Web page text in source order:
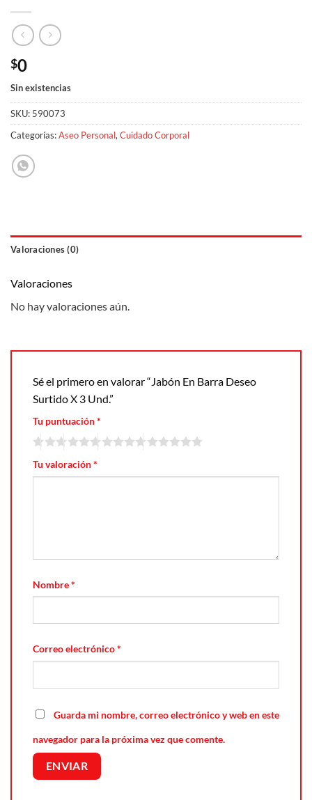
$0
Sin existencias
SKU: 590073
Categorías:Aseo Personal,Cuidado Corporal
Valoraciones (0)
Valoraciones
No hay valoraciones aún.
Sé el primero en valorar “Jabón En Barra Deseo
Surtido X 3 Und.”
Tu puntuación*
Tu valoración*
Nombre*
Correo electrónico*
Guarda mi nombre, correo electrónico y web en este
navegador para la próxima vez que comente.